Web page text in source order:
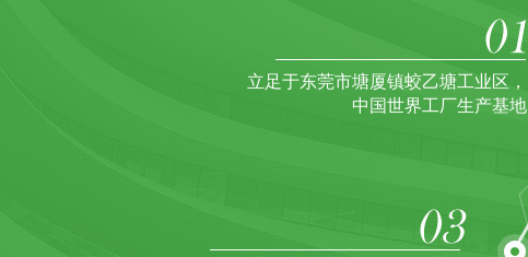
立足于东莞市塘厦镇蛟乙塘工业区，
中国世界工厂生产基地